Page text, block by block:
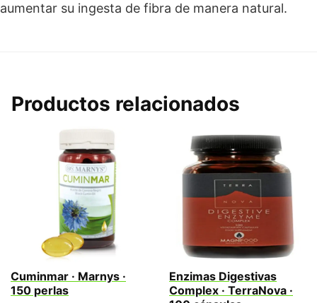
aumentar su ingesta de fibra de manera natural.
Productos relacionados
Cuminmar · Marnys ·
150 perlas
Enzimas Digestivas
Complex · TerraNova ·